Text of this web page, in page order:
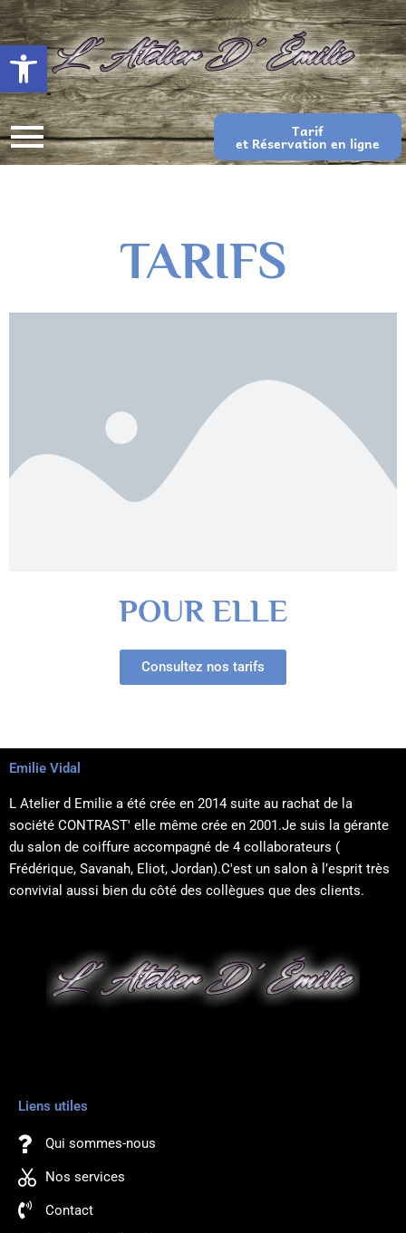
Tarif
et Réservation en ligne
TARIFS
POUR ELLE
Consultez nos tarifs
Emilie Vidal
L Atelier d Emilie a été crée en 2014 suite au rachat de la
société CONTRAST' elle même crée en 2001.Je suis la gérante
du salon de coiffure accompagné de 4 collaborateurs (
Frédérique, Savanah, Eliot, Jordan).C'est un salon à l’esprit très
convivial aussi bien du côté des collègues que des clients.
Liens utiles
Qui sommes-nous
Nos services
Contact
Ouvrir la barre d’outils